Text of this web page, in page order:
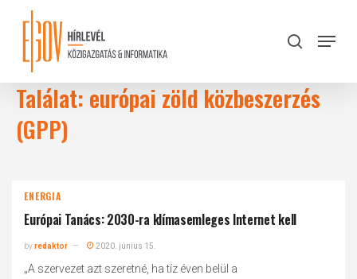
content
search
Menu
Találat: európai zöld közbeszerzés
(GPP)
ENERGIA
Európai Tanács: 2030-ra klímasemleges Internet kell
byredaktor 2020. június 15.
„A szervezet azt szeretné, ha tíz éven belül a
Close